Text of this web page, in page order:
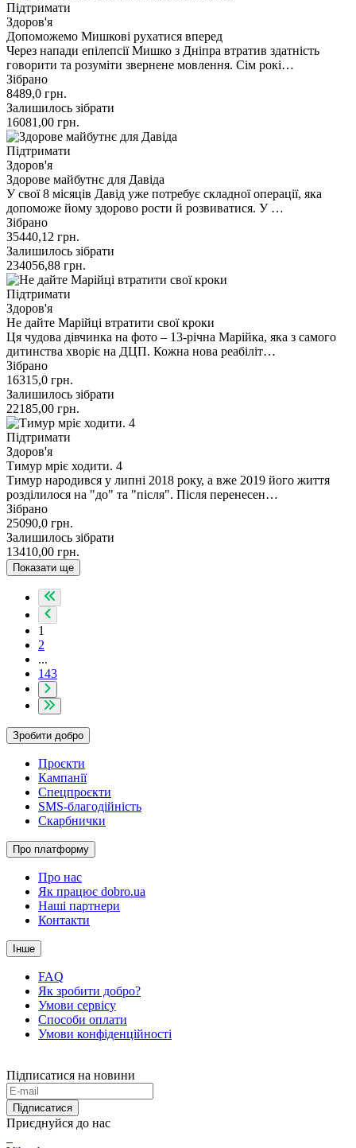
Підтримати
Здоров'я
Допоможемо Мишкові рухатися вперед
Через напади епілепсії Мишко з Дніпра втратив здатність
говорити та розуміти звернене мовлення. Сім рокі…
Зібрано
8489,0 грн.
Залишилось зібрати
16081,00 грн.
Підтримати
Здоров'я
Здорове майбутнє для Давіда
У свої 8 місяців Давід уже потребує складної операції, яка
допоможе йому здорово рости й розвиватися. У …
Зібрано
35440,12 грн.
Залишилось зібрати
234056,88 грн.
Підтримати
Здоров'я
Не дайте Марійці втратити свої кроки
Ця чудова дівчинка на фото – 13-річна Марійка, яка з самого
дитинства хворіє на ДЦП. Кожна нова реабіліт…
Зібрано
16315,0 грн.
Залишилось зібрати
22185,00 грн.
Підтримати
Здоров'я
Тимур мріє ходити. 4
Тимур народився у липні 2018 року, а вже 2019 його життя
розділилося на "до" та "після". Після перенесен…
Зібрано
25090,0 грн.
Залишилось зібрати
13410,00 грн.
Показати ще
1
2
...
143
Зробити добро
Проєкти
Кампанії
Спецпроєкти
SMS-благодійність
Скарбнички
Про платформу
Про нас
Як працює dobro.ua
Наші партнери
Контакти
Інше
FAQ
Як зробити добро?
Умови сервісу
Способи оплати
Умови конфіденційності
Підписатися на новини
Підписатися
Приєднуйся до нас